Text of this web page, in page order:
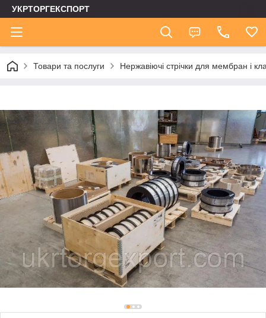
УКРТОРГЕКСПОРТ
Товари та послуги Нержавіючі стрічки для мембран і